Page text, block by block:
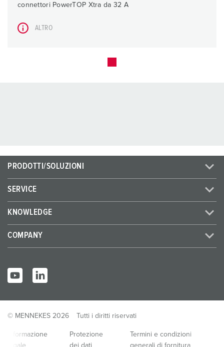
connettori PowerTOP Xtra da 32 A
ALTRO
PRODOTTI/SOLUZIONI
SERVICE
KNOWLEDGE
COMPANY
© MENNEKES 2026 Tutti i diritti riservati
Informazione
Protezione
Termini e condizioni